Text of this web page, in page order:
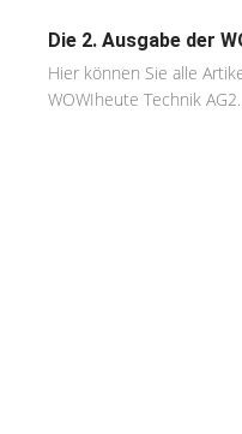
Die 2. Ausgabe der
Hier können Sie alle
WOWIheute Technik